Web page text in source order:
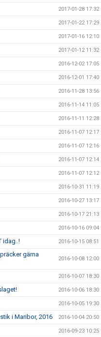
2017-01-28 17:32
2017-01-22 17:29
2017-01-16 12:10
2017-01-12 11:32
2016-12-02 17:05
2016-12-01 17:40
2016-11-28 13:56
2016-11-14 11:05
2016-11-11 12:28
2016-11-07 12:17
2016-11-07 12:16
2016-11-07 12:14
2016-11-07 12:12
2016-10-31 11:19
2016-10-27 13:17
2016-10-17 21:13
2016-10-16 09:04
idag..! 2016-10-15 08:51
gärna
2016-10-08 12:00
2016-10-07 18:30
2016-10-06 18:30
2016-10-05 19:30
i Maribor, 2016 2016-10-04 20:50
2016-09-23 10:25